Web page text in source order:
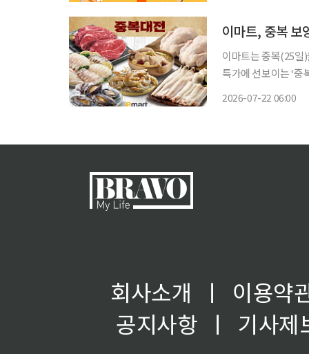
이마트, 중복 보
이마트는 중복(25일
특가에 선보이는 ‘중복 대전’을
2026-07-22 06:00
회사소개 ㅣ
이용약
공지사항
ㅣ
기사제